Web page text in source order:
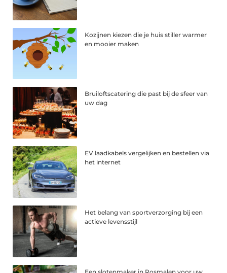
Kozijnen kiezen die je huis stiller warmer
en mooier maken
Bruiloftscatering die past bij de sfeer van
uw dag
EV laadkabels vergelijken en bestellen via
het internet
Het belang van sportverzorging bij een
actieve levensstijl